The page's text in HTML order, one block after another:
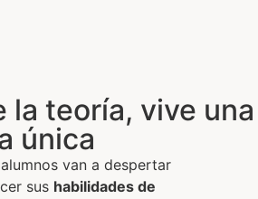
la teoría, vive una
única
van a despertar
sus habilidades de